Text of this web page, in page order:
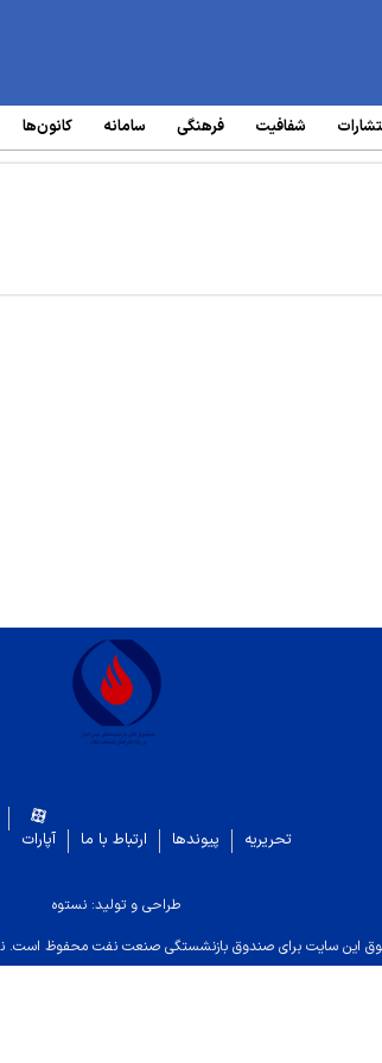
شفافیت فرهنگی سامانه‌ کانون‌ها
تحریریه پیوندها ارتباط با ما آپارات
طراحی و تولید: نستوه
این سایت برای صندوق بازنشستگی صنعت نفت محفوظ است.